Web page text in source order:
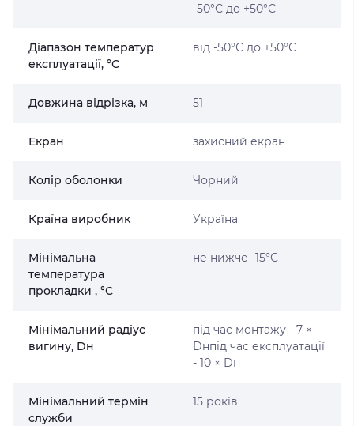
-50°С до +50°С
Діапазон температур
експлуатації, °С
від -50°С до +50°С
Довжина відрізка, м 51
Екран захисний екран
Колір оболонки Чорний
Країна виробник Україна
Мінімальна
температура
прокладки , °С
не нижче -15°С
Мінімальний радіус
вигину, Dн
під час монтажу - 7 ×
Dнпід час експлуатації
- 10 × Dн
Мінімальний термін
служби
15 років